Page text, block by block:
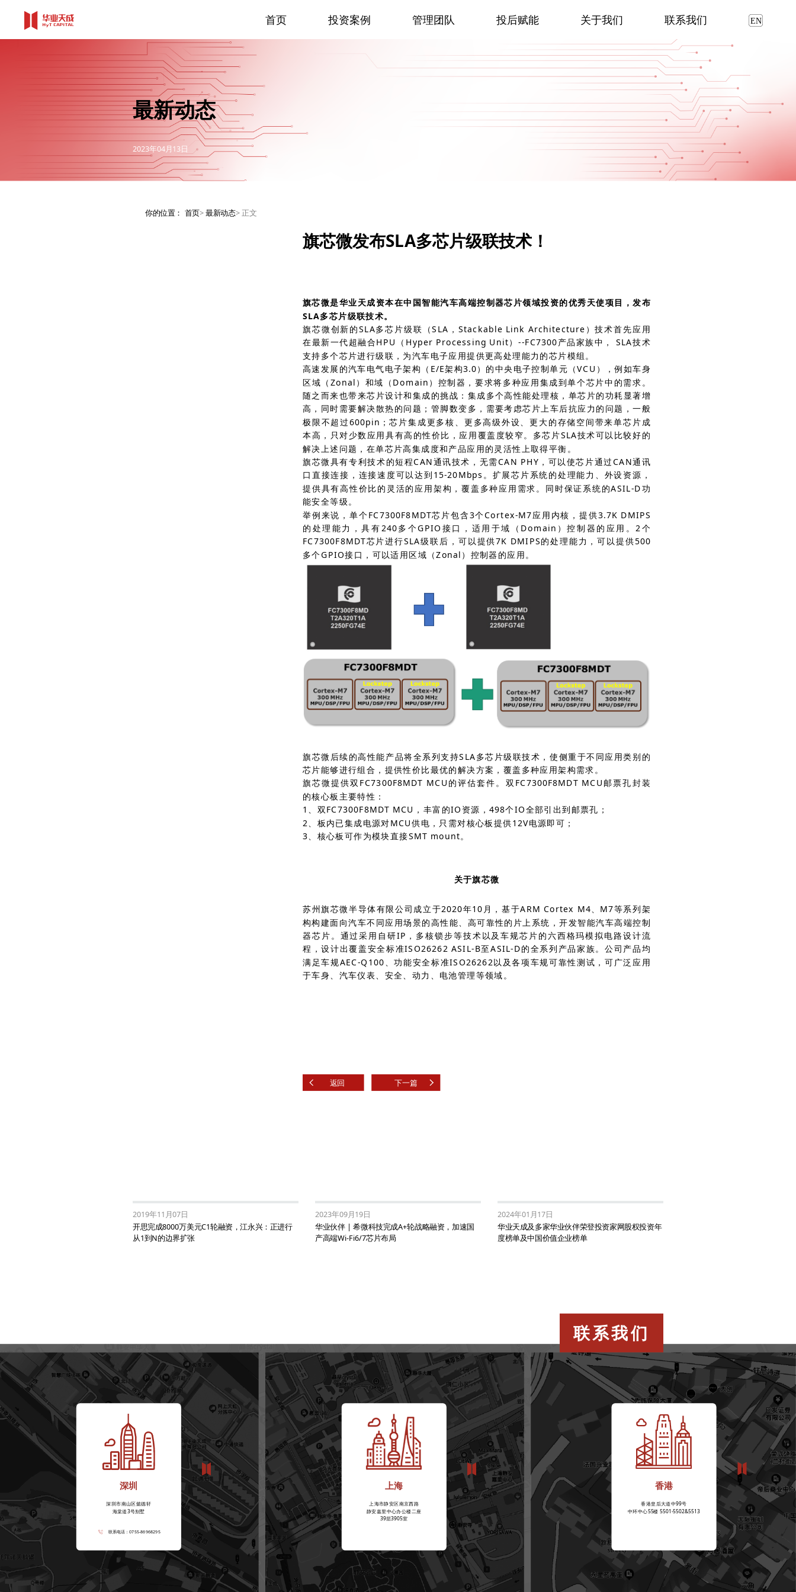
首页 投资案例 管理团队 投后赋能 关于我们 联系我们
最新动态
2023年04月13日
你的位置： 首页> 最新动态> 正文
旗芯微发布SLA多芯片级联技术！
旗芯微是华业天成资本在中国智能汽车高端控制器芯片领域投资的优秀天使项目，发布
SLA多芯片级联技术。
旗芯微创新的SLA多芯片级联（SLA，Stackable Link Architecture）技术首先应用
在最新一代超融合HPU（Hyper Processing Unit）--FC7300产品家族中， SLA技术
支持多个芯片进行级联，为汽车电子应用提供更高处理能力的芯片模组。
高速发展的汽车电气电子架构（E/E架构3.0）的中央电子控制单元（VCU），例如车身
区域（Zonal）和域（Domain）控制器，要求将多种应用集成到单个芯片中的需求。
随之而来也带来芯片设计和集成的挑战：集成多个高性能处理核，单芯片的功耗显著增
高，同时需要解决散热的问题；管脚数变多，需要考虑芯片上车后抗应力的问题，一般
极限不超过600pin；芯片集成更多核、更多高级外设、更大的存储空间带来单芯片成
本高，只对少数应用具有高的性价比，应用覆盖度较窄。多芯片SLA技术可以比较好的
解决上述问题，在单芯片高集成度和产品应用的灵活性上取得平衡。
旗芯微具有专利技术的短程CAN通讯技术，无需CAN PHY，可以使芯片通过CAN通讯
口直接连接，连接速度可以达到15-20Mbps。扩展芯片系统的处理能力、外设资源，
提供具有高性价比的灵活的应用架构，覆盖多种应用需求。同时保证系统的ASIL-D功
能安全等级。
举例来说，单个FC7300F8MDT芯片包含3个Cortex-M7应用内核，提供3.7K DMIPS
的处理能力，具有240多个GPIO接口，适用于域（Domain）控制器的应用。2个
FC7300F8MDT芯片进行SLA级联后，可以提供7K DMIPS的处理能力，可以提供500
多个GPIO接口，可以适用区域（Zonal）控制器的应用。
旗芯微后续的高性能产品将全系列支持SLA多芯片级联技术，使侧重于不同应用类别的
芯片能够进行组合，提供性价比最优的解决方案，覆盖多种应用架构需求。
旗芯微提供双FC7300F8MDT MCU的评估套件。双FC7300F8MDT MCU邮票孔封装
的核心板主要特性：
1、双FC7300F8MDT MCU，丰富的IO资源，498个IO全部引出到邮票孔；
2、板内已集成电源对MCU供电，只需对核心板提供12V电源即可；
3、核心板可作为模块直接SMT mount。
关于旗芯微
苏州旗芯微半导体有限公司成立于2020年10月，基于ARM Cortex M4、M7等系列架
构构建面向汽车不同应用场景的高性能、高可靠性的片上系统，开发智能汽车高端控制
器芯片。通过采用自研IP，多核锁步等技术以及车规芯片的六西格玛模拟电路设计流
程，设计出覆盖安全标准ISO26262 ASIL-B至ASIL-D的全系列产品家族。公司产品均
满足车规AEC-Q100、功能安全标准ISO26262以及各项车规可靠性测试，可广泛应用
于车身、汽车仪表、安全、动力、电池管理等领域。
返回 下一篇
2019年11月07日
开思完成8000万美元C1轮融资，江永兴：正进行
从1到N的边界扩张
2023年09月19日
华业伙伴 | 希微科技完成A+轮战略融资，加速国
产高端Wi-Fi6/7芯片布局
2024年01月17日
华业天成及多家华业伙伴荣登投资家网股权投资年
度榜单及中国价值企业榜单
联系我们
深圳
深圳市南山区懿德轩
海棠道3号别墅
联系电话：0755-86968295
上海
上海市静安区南京西路
静安嘉里中心办公楼二座
39层3905室
香港
香港皇后大道中99号
中环中心55楼 5501-5502&5513